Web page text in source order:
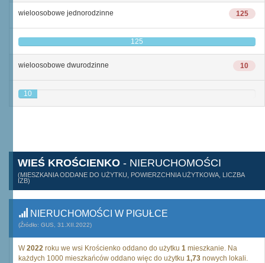
125
wieloosobowe jednorodzinne
125
10
wieloosobowe dwurodzinne
10
WIEŚ KROŚCIENKO - NIERUCHOMOŚCI
(MIESZKANIA ODDANE DO UŻYTKU, POWIERZCHNIA UŻYTKOWA, LICZBA
IZB)
NIERUCHOMOŚCI W PIGUŁCE
(Źródło: GUS, 31.XII.2022)
W2022 roku we wsi Krościenko oddano do użytku 1 mieszkanie. Na
każdych 1000 mieszkańców oddano więc do użytku 1,73 nowych lokali.